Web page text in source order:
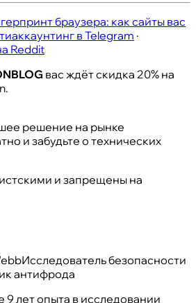
браузера: как сайты вас
в Telegram ·
Reddit
вас ждёт скидка 20% на
решение на рынке
и забудьте о технических
и запрещены на
Исследователь безопасности
антифрода
лет опыта в исследовании